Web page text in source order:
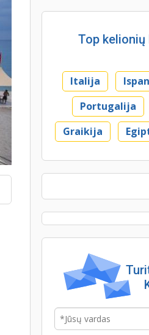
Top kelionių
Italija
Portugalija
Graikija